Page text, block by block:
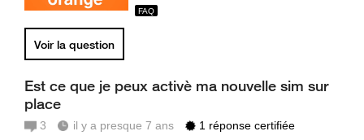
Voir la question
Est ce que je peux activè ma nouvelle sim sur
place
3 il y a presque 7 ans 1 réponse certifiée